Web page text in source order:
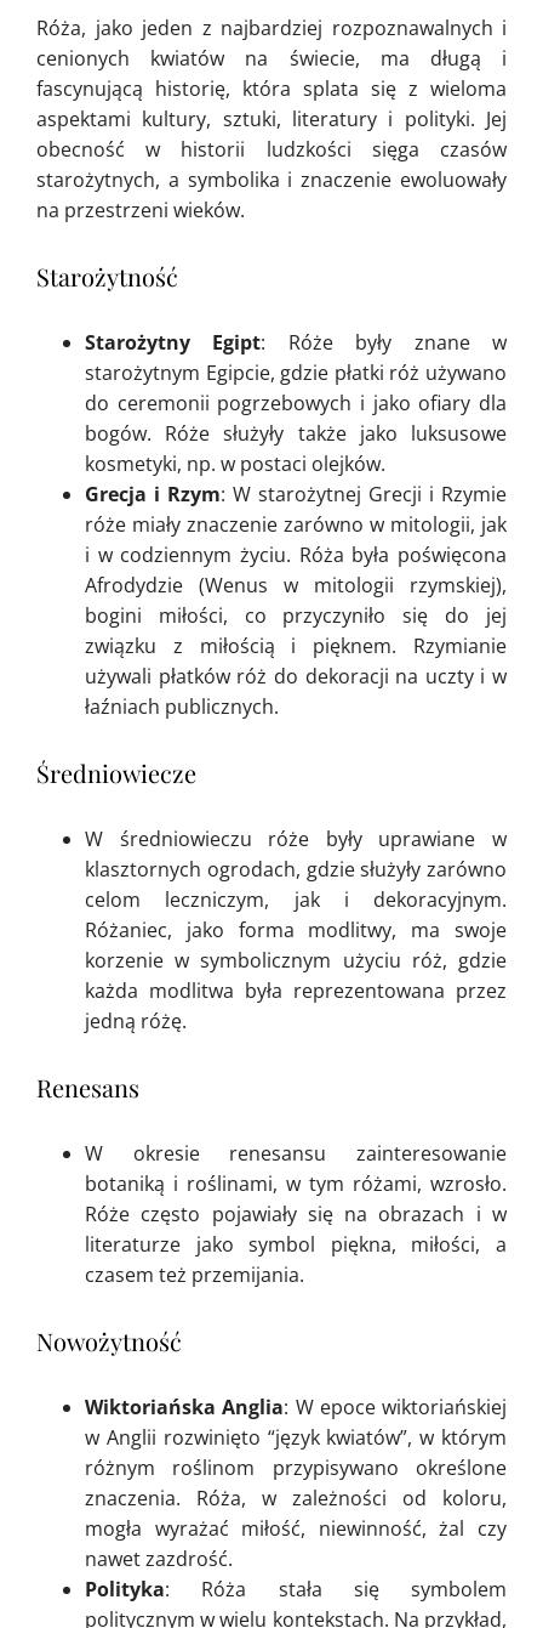
Róża, jako jeden z najbardziej rozpoznawalnych i
cenionych kwiatów na świecie, ma długą i
fascynującą historię, która splata się z wieloma
aspektami kultury, sztuki, literatury i polityki. Jej
obecność w historii ludzkości sięga czasów
starożytnych, a symbolika i znaczenie ewoluowały
na przestrzeni wieków.
Starożytność
Starożytny Egipt: Róże były znane w
starożytnym Egipcie, gdzie płatki róż używano
do ceremonii pogrzebowych i jako ofiary dla
bogów. Róże służyły także jako luksusowe
kosmetyki, np. w postaci olejków.
Grecja i Rzym: W starożytnej Grecji i Rzymie
róże miały znaczenie zarówno w mitologii, jak
i w codziennym życiu. Róża była poświęcona
Afrodydzie (Wenus w mitologii rzymskiej),
bogini miłości, co przyczyniło się do jej
związku z miłością i pięknem. Rzymianie
używali płatków róż do dekoracji na uczty i w
łaźniach publicznych.
Średniowiecze
W średniowieczu róże były uprawiane w
klasztornych ogrodach, gdzie służyły zarówno
celom leczniczym, jak i dekoracyjnym.
Różaniec, jako forma modlitwy, ma swoje
korzenie w symbolicznym użyciu róż, gdzie
każda modlitwa była reprezentowana przez
jedną różę.
Renesans
W okresie renesansu zainteresowanie
botaniką i roślinami, w tym różami, wzrosło.
Róże często pojawiały się na obrazach i w
literaturze jako symbol piękna, miłości, a
czasem też przemijania.
Nowożytność
Wiktoriańska Anglia: W epoce wiktoriańskiej
w Anglii rozwinięto “język kwiatów”, w którym
różnym roślinom przypisywano określone
znaczenia. Róża, w zależności od koloru,
mogła wyrażać miłość, niewinność, żal czy
nawet zazdrość.
Polityka: Róża stała się symbolem
politycznym w wielu kontekstach. Na przykład,